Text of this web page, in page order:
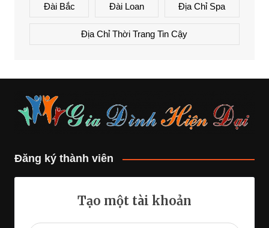
Đài Bắc Đài Loan Địa Chỉ Spa
Địa Chỉ Thời Trang Tin Cậy
Đăng ký thành viên
Tạo một tài khoản